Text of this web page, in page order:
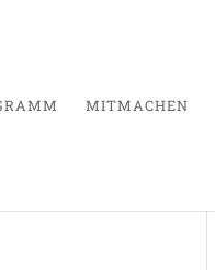
MITMACHEN